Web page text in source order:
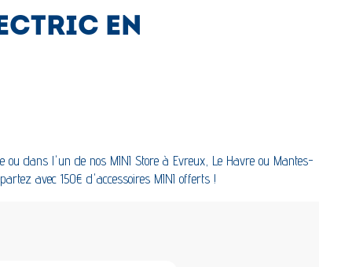
EN
ou dans l'un de nos MINI Store à Evreux, Le Havre ou Mantes-
avec 150€ d'accessoires MINI offerts !